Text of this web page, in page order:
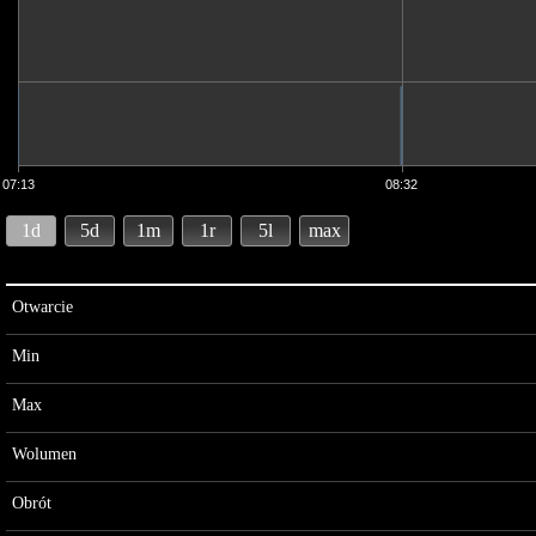
07:13 08:32
1d 5d 1m 1r 5l max
Otwarcie
Min
Max
Wolumen
Obrót